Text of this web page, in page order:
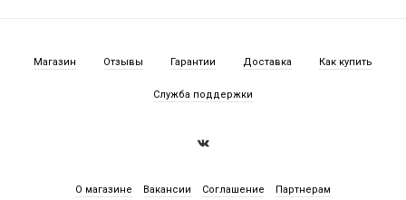
Магазин Отзывы Гарантии Доставка Как купить
Служба поддержки
О магазине Вакансии Соглашение Партнерам